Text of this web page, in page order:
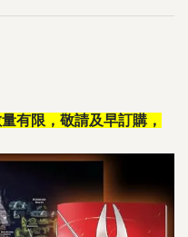
有限，敬請及早訂購，